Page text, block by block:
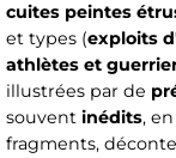
cuites peintes
et types (exploits
athlètes et
illustrées par de
souvent inédits,
fragments,